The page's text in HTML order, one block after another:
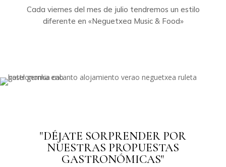
Cada viernes del mes de julio tendremos un estilo
diferente en «Neguetxea Music & Food»
"DÉJATE SORPRENDER POR
NUESTRAS PROPUESTAS
GASTRONÓMICAS"